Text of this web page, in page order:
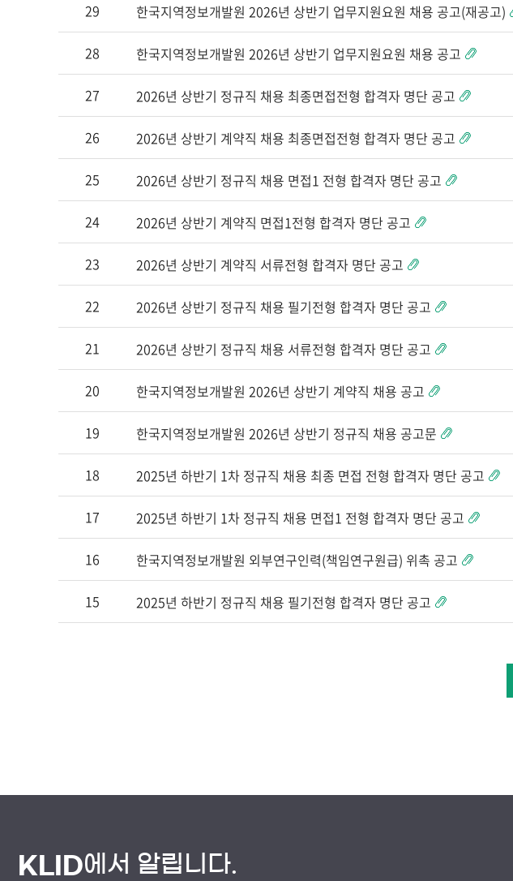
29 한국지역정보개발원 2026년 상반기 업무지원요원 채용 공고(재공고)
28 한국지역정보개발원 2026년 상반기 업무지원요원 채용 공고
27 2026년 상반기 정규직 채용 최종면접전형 합격자 명단 공고
26 2026년 상반기 계약직 채용 최종면접전형 합격자 명단 공고
25 2026년 상반기 정규직 채용 면접1 전형 합격자 명단 공고
24 2026년 상반기 계약직 면접1전형 합격자 명단 공고
23 2026년 상반기 계약직 서류전형 합격자 명단 공고
22 2026년 상반기 정규직 채용 필기전형 합격자 명단 공고
21 2026년 상반기 정규직 채용 서류전형 합격자 명단 공고
20 한국지역정보개발원 2026년 상반기 계약직 채용 공고
19 한국지역정보개발원 2026년 상반기 정규직 채용 공고문
18 2025년 하반기 1차 정규직 채용 최종 면접 전형 합격자 명단 공고
17 2025년 하반기 1차 정규직 채용 면접1 전형 합격자 명단 공고
16 한국지역정보개발원 외부연구인력(책임연구원급) 위촉 공고
15 2025년 하반기 정규직 채용 필기전형 합격자 명단 공고
KLID에서 알립니다.